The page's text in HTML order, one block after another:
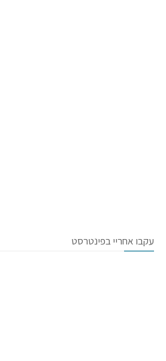
עקבו אחריי בפינטרסט